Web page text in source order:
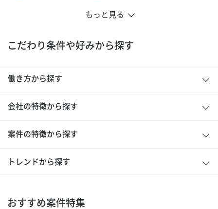
こだわり条件や好みから探す
働き方から探す
会社の特徴から探す
案件の特徴から探す
トレンドから探す
おすすめ案件特集